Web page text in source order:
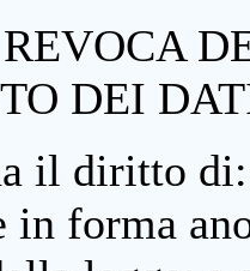
DEI
il diritto
in forma